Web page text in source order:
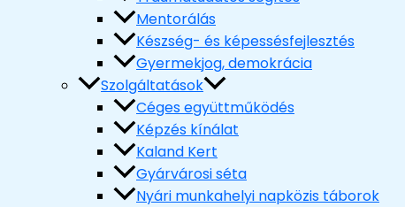
Mentorálás
Készség- és képessésfejlesztés
Gyermekjog, demokrácia
Szolgáltatások
Céges együttműködés
Képzés kínálat
Kaland Kert
Gyárvárosi séta
Nyári munkahelyi napközis táborok